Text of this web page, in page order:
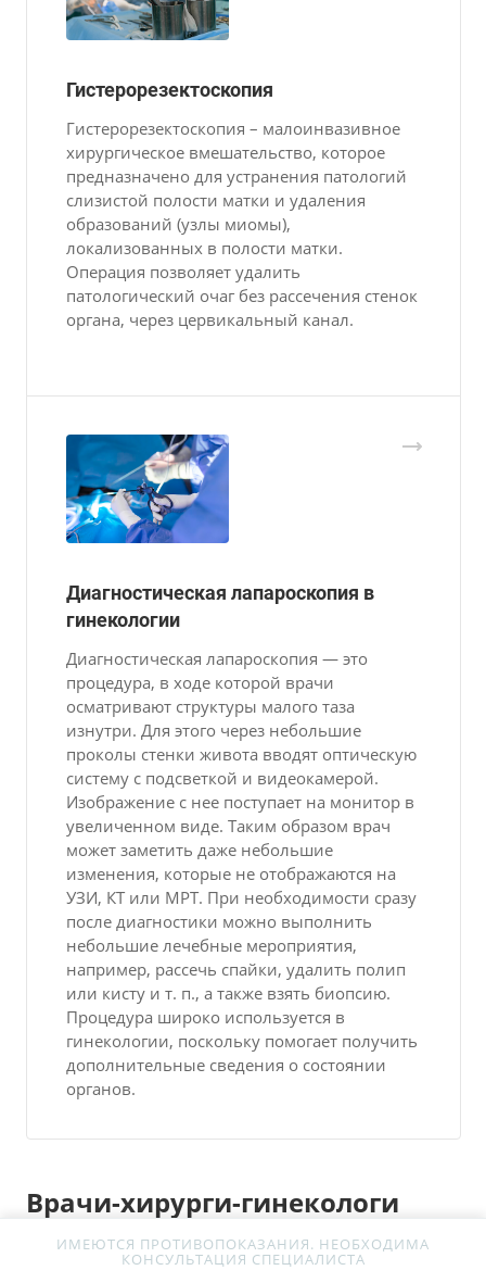
Гистерорезектоскопия
Гистерорезектоскопия – малоинвазивное
хирургическое вмешательство, которое
предназначено для устранения патологий
слизистой полости матки и удаления
образований (узлы миомы),
локализованных в полости матки.
Операция позволяет удалить
патологический очаг без рассечения стенок
органа, через цервикальный канал.
Диагностическая лапароскопия в
гинекологии
Диагностическая лапароскопия — это
процедура, в ходе которой врачи
осматривают структуры малого таза
изнутри. Для этого через небольшие
проколы стенки живота вводят оптическую
систему с подсветкой и видеокамерой.
Изображение с нее поступает на монитор в
увеличенном виде. Таким образом врач
может заметить даже небольшие
изменения, которые не отображаются на
УЗИ, КТ или МРТ. При необходимости сразу
после диагностики можно выполнить
небольшие лечебные мероприятия,
например, рассечь спайки, удалить полип
или кисту и т. п., а также взять биопсию.
Процедура широко используется в
гинекологии, поскольку помогает получить
дополнительные сведения о состоянии
органов.
Врачи-хирурги-гинекологи
ИМЕЮТСЯ ПРОТИВОПОКАЗАНИЯ. НЕОБХОДИМА
КОНСУЛЬТАЦИЯ СПЕЦИАЛИСТА